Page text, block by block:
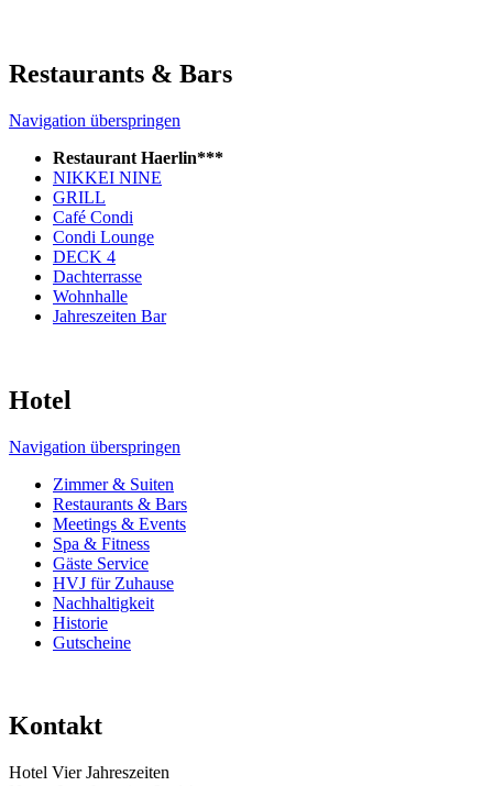
Restaurants & Bars
Navigation überspringen
Restaurant Haerlin***
NIKKEI NINE
GRILL
Café Condi
Condi Lounge
DECK 4
Dachterrasse
Wohnhalle
Jahreszeiten Bar
Hotel
Navigation überspringen
Zimmer & Suiten
Restaurants & Bars
Meetings & Events
Spa & Fitness
Gäste Service
HVJ für Zuhause
Nachhaltigkeit
Historie
Gutscheine
Kontakt
Hotel Vier Jahreszeiten